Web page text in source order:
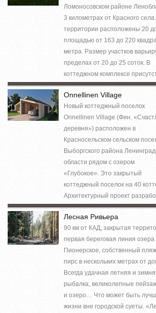
Ломоносовском районе
3 километрах от Красного
территории расположены 20
площадью от 163 до 220
метра. Размер участков
пределах от 20 до 25 соток. В
коттеджном комплексе
Onnellinen Village
Новый коттеджный поселок
Onnellinen Village (Фин.
деревня») расположен в
Красносельском сельском
Выборгского района
области рядом с озером
«Глубокое». Это закрытый
коттеджный поселок на 40
Архитектурный проект
Лесная Ривьера
90 км от КАД, закрытая
первая береговая линия озера
Пионерское, собственный
пирс в нескольких метрах от
Всегда удачная летняя и
рыбалка, великолепные
и озеро… Что может быть
жизни вне городской суеты.